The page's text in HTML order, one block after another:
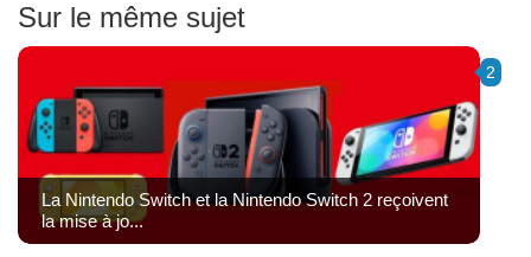
Sur le même sujet
2
La Nintendo Switch et la Nintendo Switch 2 reçoivent
la mise à jo...